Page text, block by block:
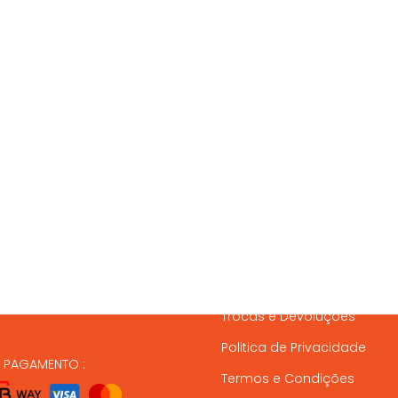
PAGAMENTO :
Trocas e Devoluções
Politica de Privacidade
Termos e Condições